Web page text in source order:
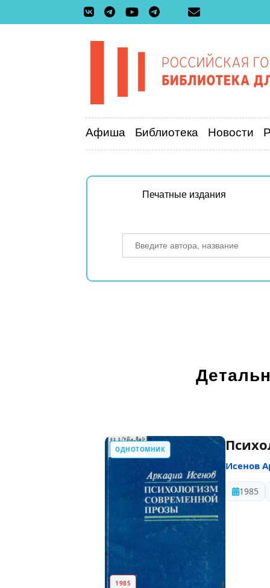
Афиша Библиотека Новости
Печатные издания
ОДНОТОМНИК
1985
Исенов
1985